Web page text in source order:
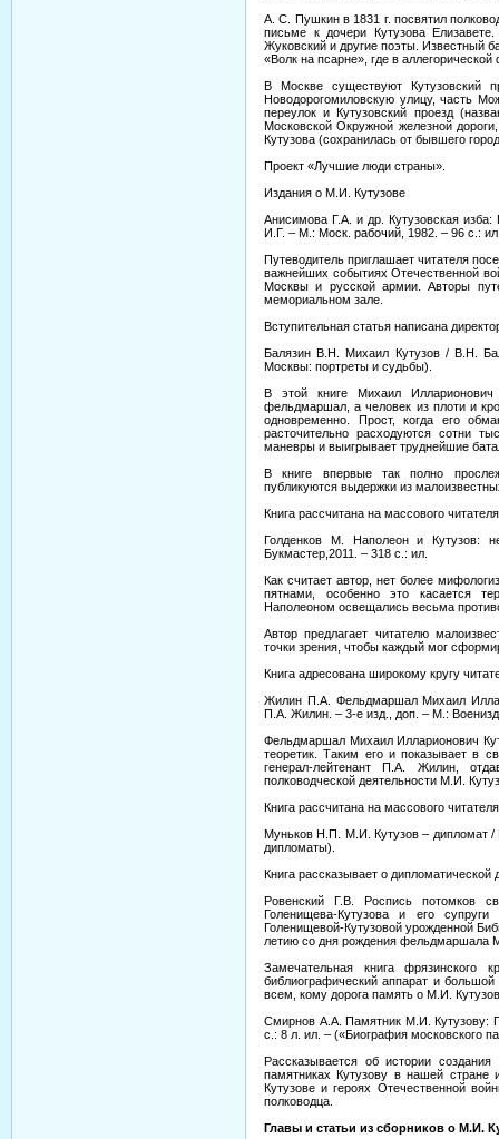
А. С. Пушкин в 1831 г. посвятил
письме к дочери Кутузова
Жуковский и другие поэты. Известный
«Волк на псарне», где в
В Москве существуют Кутузовский
Новодорогомиловскую улицу, часть
переулок и Кутузовский проезд
Московской Окружной железной
Кутузова (сохранилась от бывшего
Проект «Лучшие люди страны».
Издания о М.И. Кутузове
Анисимова Г.А. и др. Кутузовская
И.Г. – М.: Моск. рабочий, 1982. – 96 с.:
Путеводитель приглашает читателя
важнейших событиях Отечественной
Москвы и русской армии. Авторы
мемориальном зале.
Вступительная статья написана
Балязин В.Н. Михаил Кутузов / В.Н.
Москвы: портреты и судьбы).
В этой книге Михаил Илларионович
фельдмаршал, а человек из плоти и
одновременно. Прост, когда его
расточительно расходуются сотни
маневры и выигрывает труднейшие
В книге впервые так полно
публикуются выдержки из
Книга рассчитана на массового
Голденков М. Наполеон и Кутузов:
Букмастер,2011. – 318 с.: ил.
Как считает автор, нет более
пятнами, особенно это касается
Наполеоном освещались весьма
Автор предлагает читателю
точки зрения, чтобы каждый мог
Книга адресована широкому кругу
Жилин П.А. Фельдмаршал Михаил
П.А. Жилин. – 3-е изд., доп. – М.:
Фельдмаршал Михаил Илларионович
теоретик. Таким его и показывает в
генерал-лейтенант П.А. Жилин,
полководческой деятельности М.И.
Книга рассчитана на массового
Муньков Н.П. М.И. Кутузов – дипломат
дипломаты).
Книга рассказывает о дипломатической
Ровенский Г.В. Роспись потомков
Голенищева-Кутузова и его
Голенищевой-Кутузовой урожденной
летию со дня рождения фельдмаршала
Замечательная книга фрязинского
библиографический аппарат и
всем, кому дорога память о М.И.
Смирнов А.А. Памятник М.И. Кутузову:
с.: 8 л. ил. – («Биография московского
Рассказывается об истории
памятниках Кутузову в нашей стране
Кутузове и героях Отечественной
полководца.
Главы и статьи из сборников о М.И.